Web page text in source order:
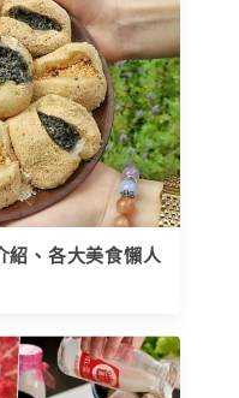
紹、各大美食懶人